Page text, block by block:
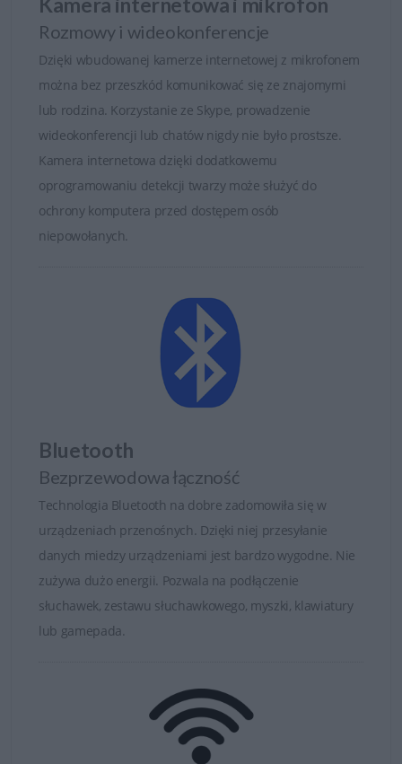
Rozmowy i wideokonferencje
Dzięki wbudowanej kamerze internetowej z mikrofonem
można bez przeszkód komunikować się ze znajomymi
lub rodzina. Korzystanie ze Skype, prowadzenie
wideokonferencji lub chatów nigdy nie było prostsze.
Kamera internetowa dzięki dodatkowemu
oprogramowaniu detekcji twarzy może służyć do
ochrony komputera przed dostępem osób
niepowołanych.
Bluetooth
Bezprzewodowa łączność
Technologia Bluetooth na dobre zadomowiła się w
urządzeniach przenośnych. Dzięki niej przesyłanie
danych miedzy urządzeniami jest bardzo wygodne. Nie
zużywa dużo energii. Pozwala na podłączenie
słuchawek, zestawu słuchawkowego, myszki, klawiatury
lub gamepada.